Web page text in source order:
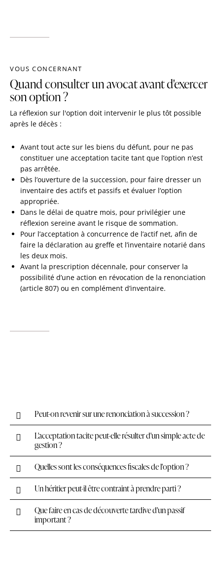
VOUS CONCERNANT
Quand consulter un avocat avant d'exercer
son option ?
La réflexion sur l'option doit intervenir le plus tôt possible
après le décès :
Avant tout acte sur les biens du défunt, pour ne pas
constituer une acceptation tacite tant que l’option n’est
pas arrêtée.
Dès l’ouverture de la succession, pour faire dresser un
inventaire des actifs et passifs et évaluer l’option
appropriée.
Dans le délai de quatre mois, pour privilégier une
réflexion sereine avant le risque de sommation.
Pour l’acceptation à concurrence de l’actif net, afin de
faire la déclaration au greffe et l’inventaire notarié dans
les deux mois.
Avant la prescription décennale, pour conserver la
possibilité d’une action en révocation de la renonciation
(article 807) ou en complément d’inventaire.
Peut-on revenir sur une renonciation à succession ?
L'acceptation tacite peut-elle résulter d'un simple acte de
gestion ?
Quelles sont les conséquences fiscales de l'option ?
Un héritier peut-il être contraint à prendre parti ?
Que faire en cas de découverte tardive d'un passif
important ?